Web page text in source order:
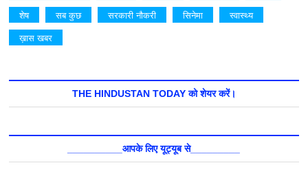
शेष
सब कुछ सरकारी नौकरी सिनेमा
स्वास्थ्य
ख़ास खबर
THE HINDUSTAN TODAY को शेयर करें।
__________आपके लिए यूट्यूब से_________